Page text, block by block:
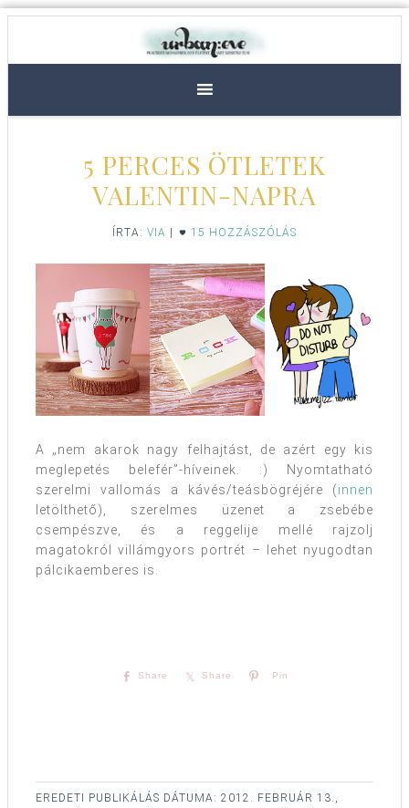
5 PERCES ÖTLETEK
VALENTIN-NAPRA
ÍRTA: VIA 15 HOZZÁSZÓLÁS
A „nem akarok nagy felhajtást, de azért egy kis
meglepetés belefér”-híveinek. :) Nyomtatható
szerelmi vallomás a kávés/teásbögréjére (innen
letölthető), szerelmes üzenet a zsebébe
csempészve, és a reggelije mellé rajzolj
magatokról villámgyors portrét – lehet nyugodtan
pálcikaemberes is.
Share Share Pin
EREDETI PUBLIKÁLÁS DÁTUMA: 2012. FEBRUÁR 13.,